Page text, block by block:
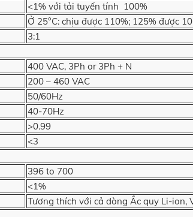
<1% với tải tuyến tính 100%
Ở 25°C: chịu được 110%; 125% được
3:1
400 VAC, 3Ph or 3Ph + N
200 – 460 VAC
50/60Hz
40-70Hz
>0.99
<3
396 to 700
<1%
Tương thích với cả dòng Ắc quy Li-ion,